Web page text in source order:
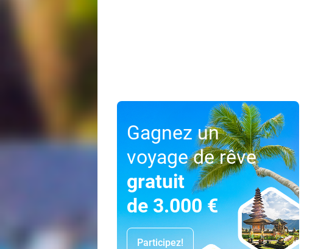
Gagnez un
voyage de rêve
gratuit
de 3.000 €
Participez!